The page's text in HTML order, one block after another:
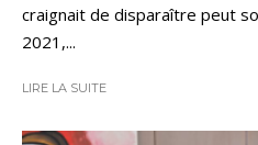
craignait de disparaître peut
2021,...
LIRE LA SUITE